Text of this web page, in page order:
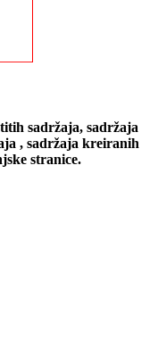
sadržaja, sadržaja
, sadržaja kreiranih
stranice.